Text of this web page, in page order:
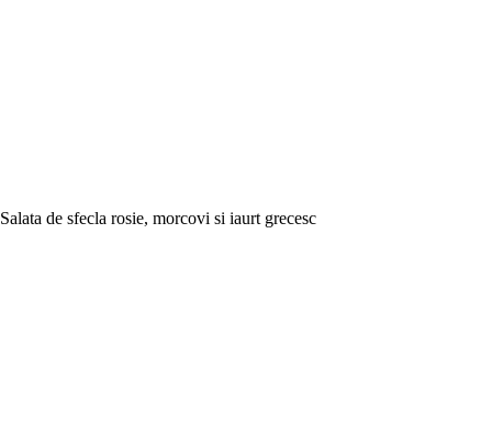
Salata de sfecla rosie, morcovi si iaurt grecesc